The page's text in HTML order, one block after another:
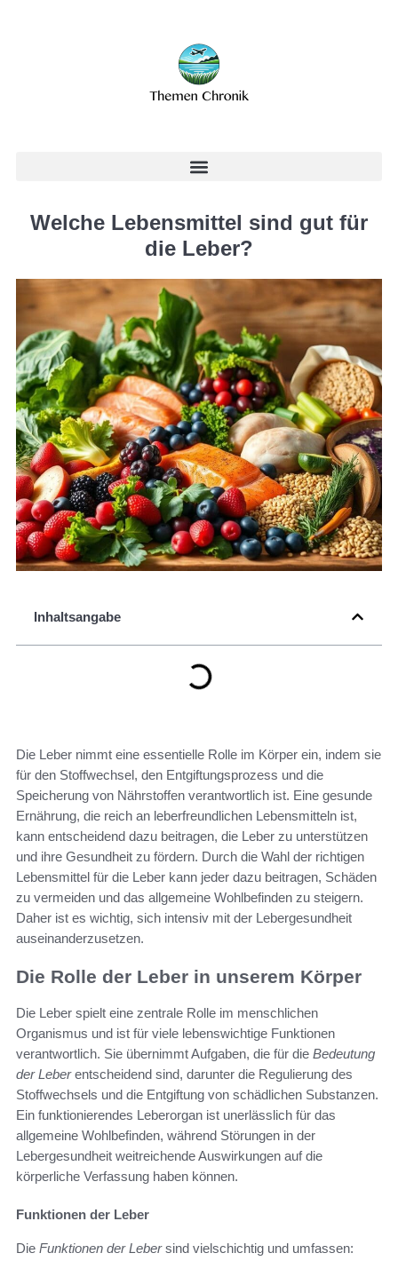
Welche Lebensmittel sind gut für
die Leber?
Inhaltsangabe
Die Leber nimmt eine essentielle Rolle im Körper ein, indem sie
für den Stoffwechsel, den Entgiftungsprozess und die
Speicherung von Nährstoffen verantwortlich ist. Eine gesunde
Ernährung, die reich an leberfreundlichen Lebensmitteln ist,
kann entscheidend dazu beitragen, die Leber zu unterstützen
und ihre Gesundheit zu fördern. Durch die Wahl der richtigen
Lebensmittel für die Leber kann jeder dazu beitragen, Schäden
zu vermeiden und das allgemeine Wohlbefinden zu steigern.
Daher ist es wichtig, sich intensiv mit der Lebergesundheit
auseinanderzusetzen.
Die Rolle der Leber in unserem Körper
Die Leber spielt eine zentrale Rolle im menschlichen
Organismus und ist für viele lebenswichtige Funktionen
verantwortlich. Sie übernimmt Aufgaben, die für die Bedeutung
der Leberentscheidend sind, darunter die Regulierung des
Stoffwechsels und die Entgiftung von schädlichen Substanzen.
Ein funktionierendes Leberorgan ist unerlässlich für das
allgemeine Wohlbefinden, während Störungen in der
Lebergesundheit weitreichende Auswirkungen auf die
körperliche Verfassung haben können.
Funktionen der Leber
Die Funktionen der Lebersind vielschichtig und umfassen: